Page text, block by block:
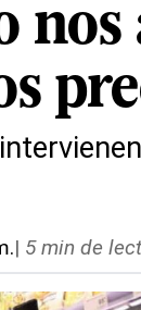
| 5 min de